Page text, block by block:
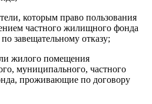
которым право пользования
частного жилищного фонда
завещательному отказу;
жилого помещения
муниципального, частного
проживающие по договору